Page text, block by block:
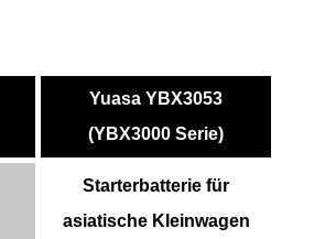
Yuasa YBX3053
(YBX3000 Serie)
Starterbatterie für
asiatische Kleinwagen